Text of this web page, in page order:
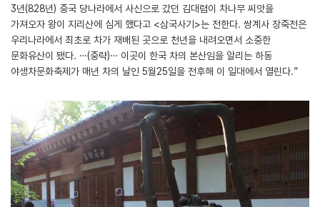
3년(828년) 중국 당나라에서 사신으로 갔던 김대렴이 차나무 씨앗을
가져오자 왕이 지리산에 심게 했다고 <삼국사기>는 전한다. 쌍계사 장죽전은
우리나라에서 최초로 차가 재배된 곳으로 천년을 내려오면서 소중한
문화유산이 됐다. …(중략)… 이곳이 한국 차의 본산임을 알리는 하동
야생차문화축제가 매년 차의 날인 5월25일을 전후해 이 일대에서 열린다.”